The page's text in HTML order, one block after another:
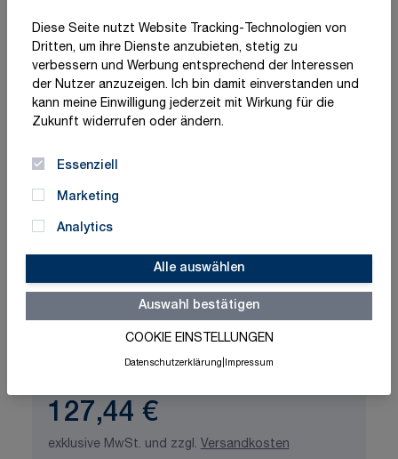
Diese Seite nutzt Website Tracking-Technologien von
Dritten, um ihre Dienste anzubieten, stetig zu
verbessern und Werbung entsprechend der Interessen
der Nutzer anzuzeigen. Ich bin damit einverstanden und
kann meine Einwilligung jederzeit mit Wirkung für die
Zukunft widerrufen oder ändern.
Essenziell
Marketing
Analytics
Alle auswählen
Auswahl bestätigen
COOKIE EINSTELLUNGEN
Datenschutzerklärung Impressum
Schnelle Lieferung
Made in Germany
127,44 €
exklusive MwSt. und zzgl. Versandkosten